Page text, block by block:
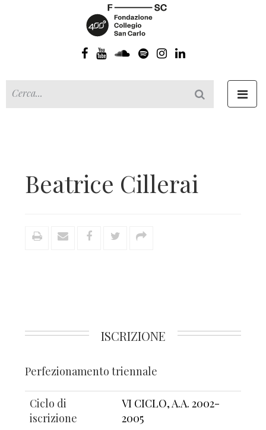
Beatrice Cillerai
ISCRIZIONE
Perfezionamento triennale
Ciclo di
iscrizione
VI CICLO, A.A. 2002-
2005